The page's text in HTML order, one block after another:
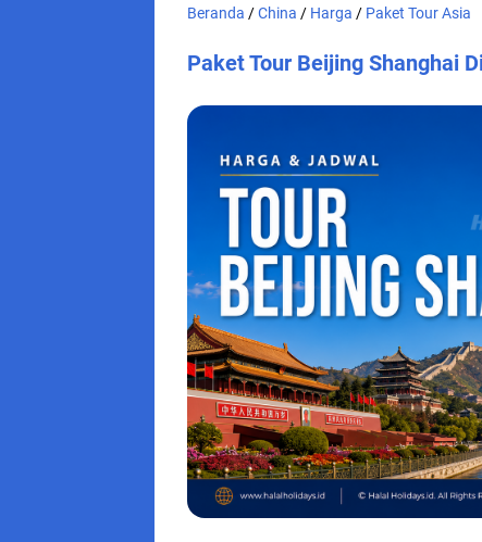
Beranda /China / Harga / Paket Tour Asia
Paket Tour Beijing Shanghai